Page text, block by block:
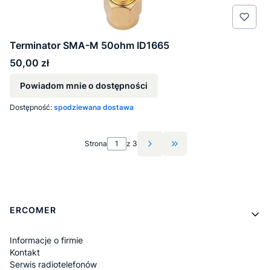
Terminator SMA-M 50ohm ID1665
Cena
50,00 zł
Powiadom mnie o dostępności
Dostępność: spodziewana dostawa
Strona z 3 Przejdź do ostatniej
Linki w stopce
ERCOMER
Informacje o firmie
Kontakt
Serwis radiotelefonów